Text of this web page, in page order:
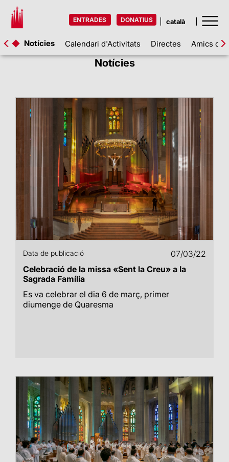
ENTRADES DONATIUS
Notícies Calendari d'Activitats Directes Amics de
Notícies
Data de publicació
07/03/22
Celebració de la missa «Sent la Creu» a la
Sagrada Família
Es va celebrar el dia 6 de març, primer
diumenge de Quaresma